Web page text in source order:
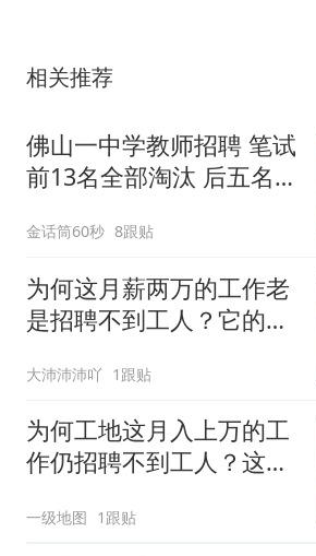
相关推荐
佛山一中学教师招聘 笔试
前13名全部淘汰 后五名全
金话筒60秒 8跟贴
为何这月薪两万的工作老
是招聘不到工人？它的危
大沛沛沛吖 1跟贴
为何工地这月入上万的工
作仍招聘不到工人？这到
一级地图 1跟贴